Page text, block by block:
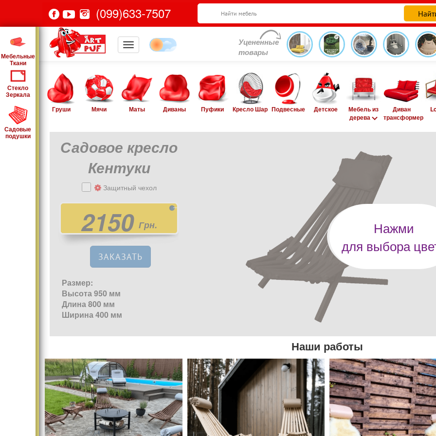
(099)633-7507
Уцененные
товары
Груши Мячи Маты Диваны Пуфики Кресло Шар Подвесные Детское
Мебель из
дерева
Диван
трансформер
Мебельные
Ткани
Стекло
Зеркала
Садовые
подушки
Садовое кресло
Кентуки
Защитный чехол
2150 Грн.
ЗАКАЗАТЬ
Размер:
Высота 950 мм
Длина 800 мм
Ширина 400 мм
Нажми
для выбора
Наши работы